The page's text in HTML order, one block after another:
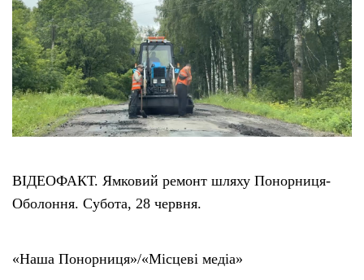
ВІДЕОФАКТ. Ямковий ремонт шляху Понорниця-
Оболоння. Субота, 28 червня.
«Наша Понорниця»/«Місцеві медіа»